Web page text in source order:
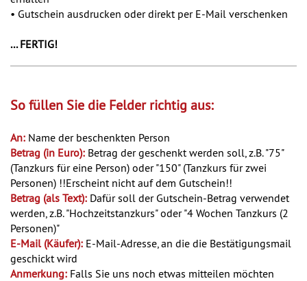
• Gutschein ausdrucken oder direkt per E-Mail verschenken
... FERTIG!
So füllen Sie die Felder richtig aus:
An: Name der beschenkten Person
Betrag (in Euro): Betrag der geschenkt werden soll, z.B. "75"
(Tanzkurs für eine Person) oder "150" (Tanzkurs für zwei
Personen) !!Erscheint nicht auf dem Gutschein!!
Betrag (als Text): Dafür soll der Gutschein-Betrag verwendet
werden, z.B. "Hochzeitstanzkurs" oder "4 Wochen Tanzkurs (2
Personen)"
E-Mail (Käufer): E-Mail-Adresse, an die die Bestätigungsmail
geschickt wird
Anmerkung: Falls Sie uns noch etwas mitteilen möchten